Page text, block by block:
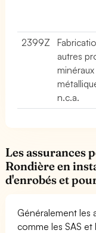
2399Z
autres
n.c.a.
Les assurances
Rondière en
d'enrobés et
Généralement les
comme les SAS